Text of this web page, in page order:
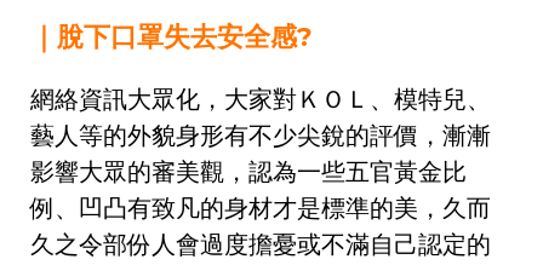
｜脫下口罩失去安全感?
網絡資訊大眾化，大家對ＫＯＬ、模特兒、
藝人等的外貌身形有不少尖銳的評價，漸漸
影響大眾的審美觀，認為一些五官黃金比
例、凹凸有致凡的身材才是標準的美，久而
久之令部份人會過度擔憂或不滿自己認定的